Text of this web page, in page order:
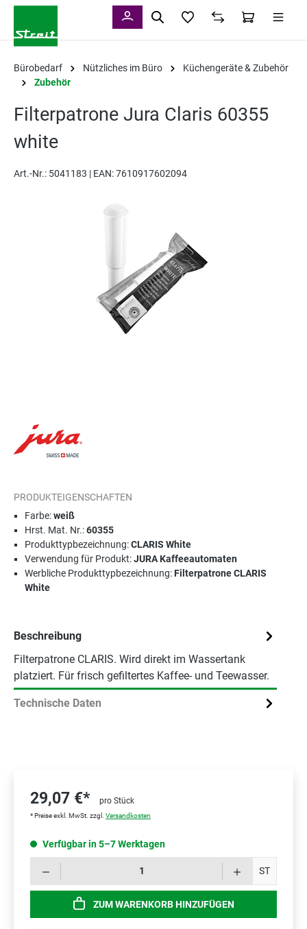
Bürobedarf Nützliches im Büro
Küchengeräte & Zubehör
Zubehör
Filterpatrone Jura Claris 60355
white
Art.-Nr.: 5041183 | EAN: 7610917602094
PRODUKTEIGENSCHAFTEN
Farbe:weiß
Hrst. Mat. Nr.:60355
Produkttypbezeichnung:CLARIS White
Verwendung für Produkt:JURA Kaffeeautomaten
Werbliche Produkttypbezeichnung:Filterpatrone CLARIS
White
Beschreibung
Filterpatrone CLARIS. Wird direkt im Wassertank
platziert. Für frisch gefiltertes Kaffee- und Teewasser.
Technische Daten
29,07 €* pro Stück
* Preise exkl. MwSt. zzgl. Versandkosten
Verfügbar in 5–7 Werktagen
ST
ZUM WARENKORB HINZUFÜGEN